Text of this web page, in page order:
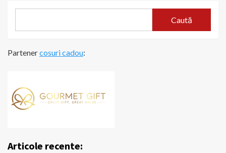
Caută
Partenercosuri cadou:
Articole recente: